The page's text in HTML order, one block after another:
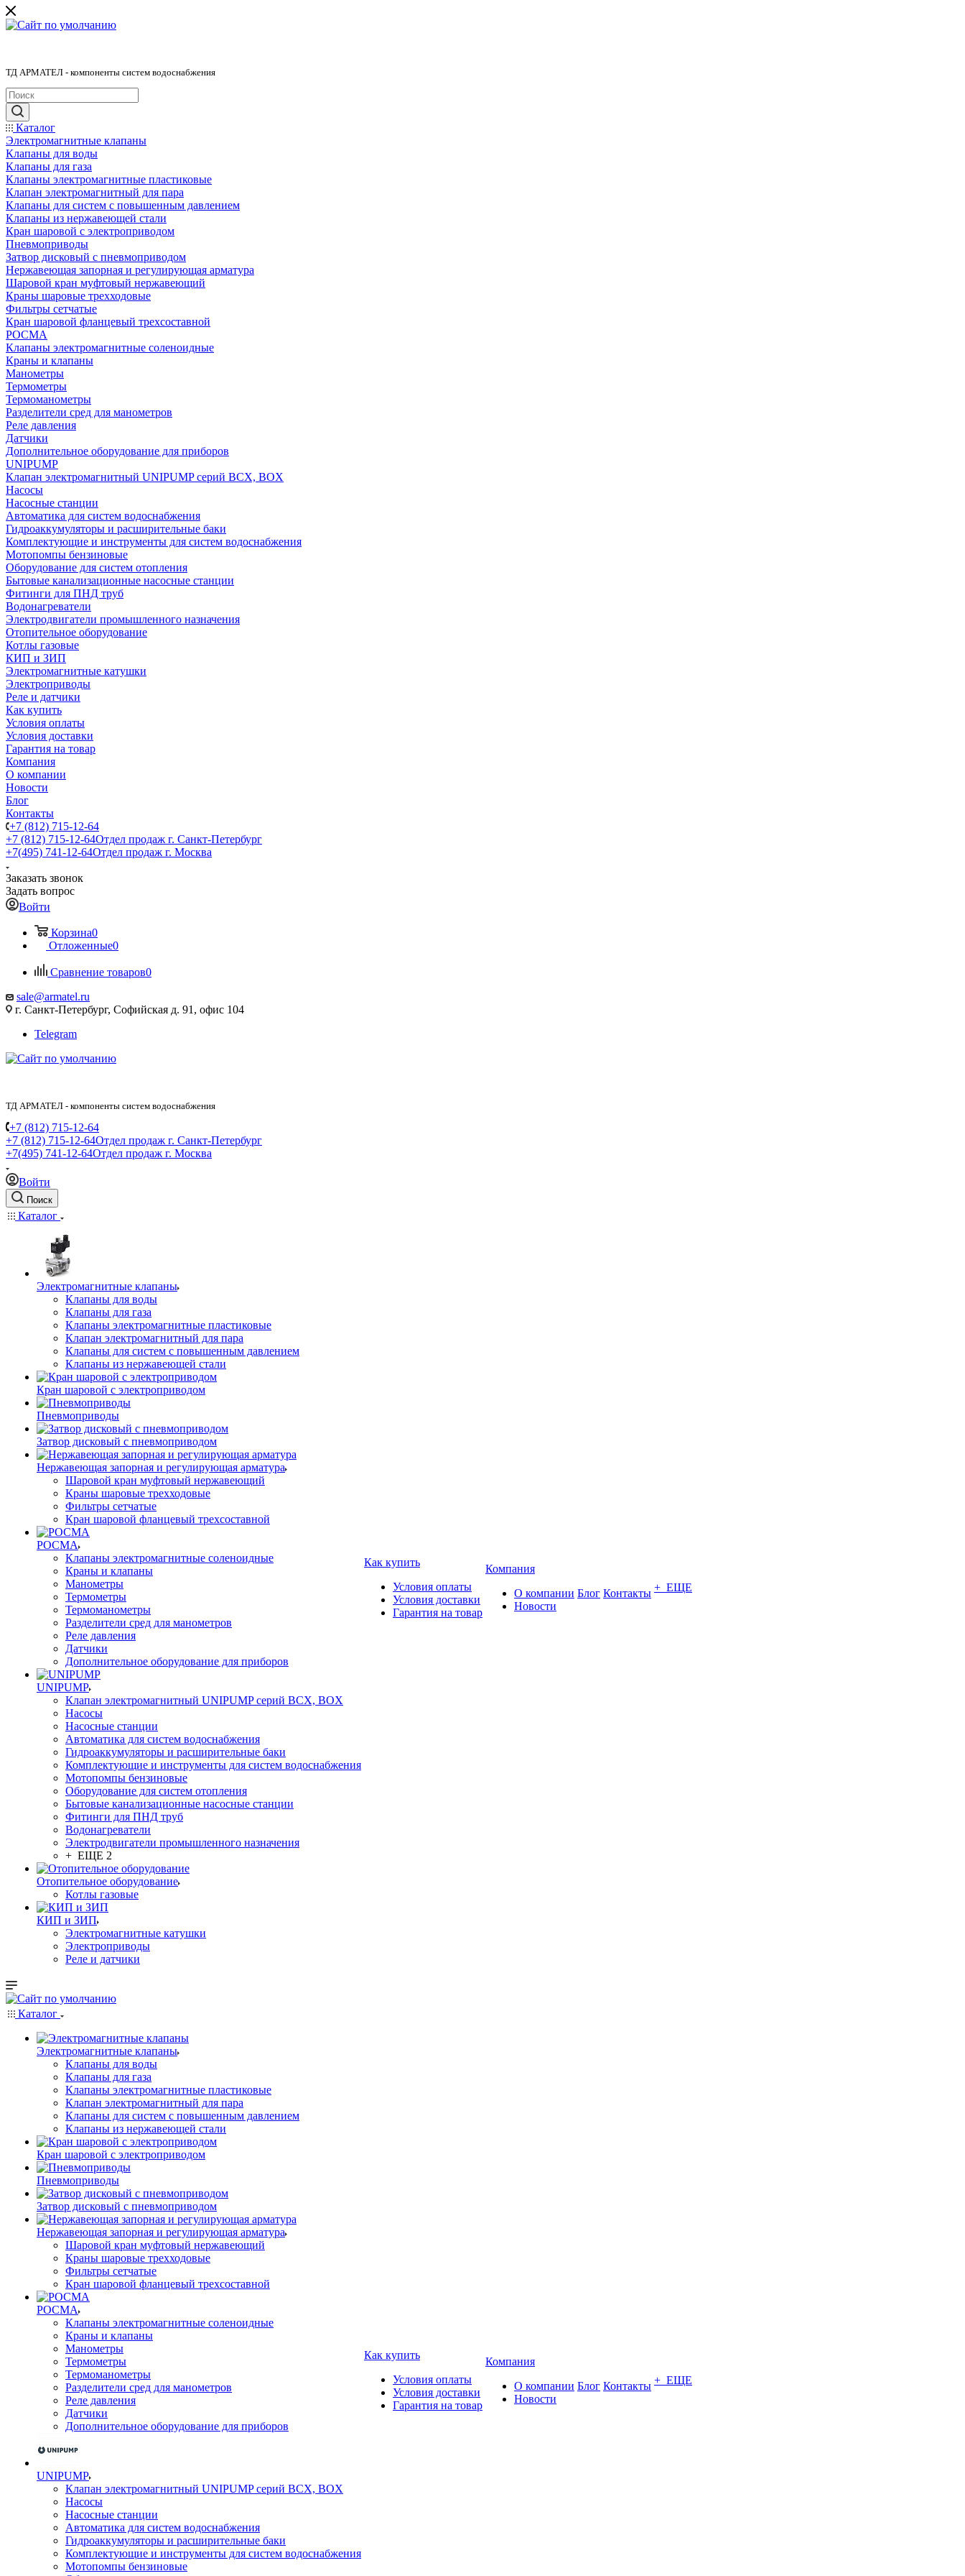
ТД АРМАТЕЛ - компоненты систем водоснабжения
Каталог
Электромагнитные клапаны
Клапаны для воды
Клапаны для газа
Клапаны электромагнитные пластиковые
Клапан электромагнитный для пара
Клапаны для систем с повышенным давлением
Клапаны из нержавеющей стали
Кран шаровой с электроприводом
Пневмоприводы
Затвор дисковый с пневмоприводом
Нержавеющая запорная и регулирующая арматура
Шаровой кран муфтовый нержавеющий
Краны шаровые трехходовые
Фильтры сетчатые
Кран шаровой фланцевый трехсоставной
РОСМА
Клапаны электромагнитные соленоидные
Краны и клапаны
Манометры
Термометры
Термоманометры
Разделители сред для манометров
Реле давления
Датчики
Дополнительное оборудование для приборов
UNIPUMP
Клапан электромагнитный UNIPUMP серий BCX, BOX
Насосы
Насосные станции
Автоматика для систем водоснабжения
Гидроаккумуляторы и расширительные баки
Комплектующие и инструменты для систем водоснабжения
Мотопомпы бензиновые
Оборудование для систем отопления
Бытовые канализационные насосные станции
Фитинги для ПНД труб
Водонагреватели
Электродвигатели промышленного назначения
Отопительное оборудование
Котлы газовые
КИП и ЗИП
Электромагнитные катушки
Электроприводы
Реле и датчики
Как купить
Условия оплаты
Условия доставки
Гарантия на товар
Компания
О компании
Новости
Блог
Контакты
+7 (812) 715-12-64
+7 (812) 715-12-64Отдел продаж г. Санкт-Петербург
+7(495) 741-12-64Отдел продаж г. Москва
Заказать звонок
Задать вопрос
Войти
Корзина0
Отложенные0
Сравнение товаров0
sale@armatel.ru
г. Санкт-Петербург, Софийская д. 91, офис 104
Telegram
ТД АРМАТЕЛ - компоненты систем водоснабжения
+7 (812) 715-12-64
+7 (812) 715-12-64Отдел продаж г. Санкт-Петербург
+7(495) 741-12-64Отдел продаж г. Москва
Войти
Поиск
Каталог
Электромагнитные клапаны
Клапаны для воды
Клапаны для газа
Клапаны электромагнитные пластиковые
Клапан электромагнитный для пара
Клапаны для систем с повышенным давлением
Клапаны из нержавеющей стали
Кран шаровой с электроприводом
Пневмоприводы
Затвор дисковый с пневмоприводом
Нержавеющая запорная и регулирующая арматура
Шаровой кран муфтовый нержавеющий
Краны шаровые трехходовые
Фильтры сетчатые
Кран шаровой фланцевый трехсоставной
РОСМА
Клапаны электромагнитные соленоидные
Краны и клапаны
Манометры
Термометры
Термоманометры
Разделители сред для манометров
Реле давления
Датчики
Дополнительное оборудование для приборов
UNIPUMP
Клапан электромагнитный UNIPUMP серий BCX, BOX
Насосы
Насосные станции
Автоматика для систем водоснабжения
Гидроаккумуляторы и расширительные баки
Комплектующие и инструменты для систем водоснабжения
Мотопомпы бензиновые
Оборудование для систем отопления
Бытовые канализационные насосные станции
Фитинги для ПНД труб
Водонагреватели
Электродвигатели промышленного назначения
+ ЕЩЕ 2
Отопительное оборудование
Котлы газовые
КИП и ЗИП
Электромагнитные катушки
Электроприводы
Реле и датчики
Как купить
Условия оплаты
Условия доставки
Гарантия на товар
Компания
О компании
Новости
Блог Контакты + ЕЩЕ
Каталог
Электромагнитные клапаны
Клапаны для воды
Клапаны для газа
Клапаны электромагнитные пластиковые
Клапан электромагнитный для пара
Клапаны для систем с повышенным давлением
Клапаны из нержавеющей стали
Кран шаровой с электроприводом
Пневмоприводы
Затвор дисковый с пневмоприводом
Нержавеющая запорная и регулирующая арматура
Шаровой кран муфтовый нержавеющий
Краны шаровые трехходовые
Фильтры сетчатые
Кран шаровой фланцевый трехсоставной
РОСМА
Клапаны электромагнитные соленоидные
Краны и клапаны
Манометры
Термометры
Термоманометры
Разделители сред для манометров
Реле давления
Датчики
Дополнительное оборудование для приборов
UNIPUMP
Клапан электромагнитный UNIPUMP серий BCX, BOX
Насосы
Насосные станции
Автоматика для систем водоснабжения
Гидроаккумуляторы и расширительные баки
Комплектующие и инструменты для систем водоснабжения
Мотопомпы бензиновые
Как купить
Условия оплаты
Условия доставки
Гарантия на товар
Компания
О компании
Новости
Блог Контакты + ЕЩЕ